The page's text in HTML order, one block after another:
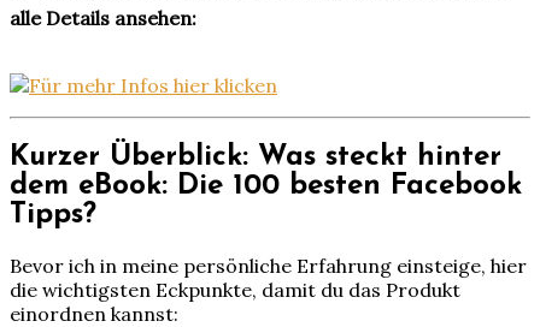
alle Details ansehen:
Kurzer Überblick: Was steckt hinter
dem eBook: Die 100 besten Facebook
Tipps?
Bevor ich in meine persönliche Erfahrung einsteige, hier
die wichtigsten Eckpunkte, damit du das Produkt
einordnen kannst: